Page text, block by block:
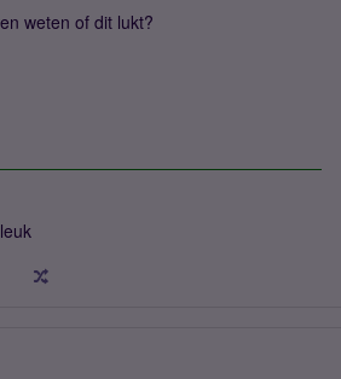
weten of dit lukt?